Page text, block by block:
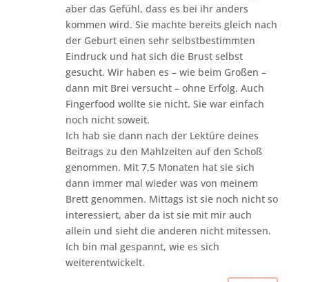
aber das Gefühl, dass es bei ihr anders
kommen wird. Sie machte bereits gleich nach
der Geburt einen sehr selbstbestimmten
Eindruck und hat sich die Brust selbst
gesucht. Wir haben es – wie beim Großen –
dann mit Brei versucht – ohne Erfolg. Auch
Fingerfood wollte sie nicht. Sie war einfach
noch nicht soweit.
Ich hab sie dann nach der Lektüre deines
Beitrags zu den Mahlzeiten auf den Schoß
genommen. Mit 7,5 Monaten hat sie sich
dann immer mal wieder was von meinem
Brett genommen. Mittags ist sie noch nicht so
interessiert, aber da ist sie mit mir auch
allein und sieht die anderen nicht mitessen.
Ich bin mal gespannt, wie es sich
weiterentwickelt.